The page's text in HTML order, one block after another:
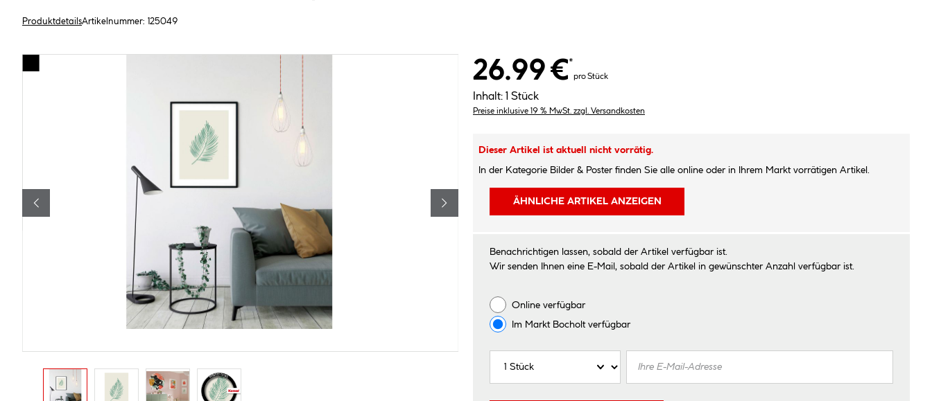
ProduktdetailsArtikelnummer: 125049
26.99 €*
pro Stück
Inhalt: 1 Stück
Preise inklusive 19 % MwSt. zzgl. Versandkosten
Dieser Artikel ist aktuell nicht vorrätig.
In der Kategorie Bilder & Poster finden Sie alle online oder in Ihrem Markt vorrätigen Artikel.
ÄHNLICHE ARTIKEL ANZEIGEN
Benachrichtigen lassen, sobald der Artikel verfügbar ist.
Wir senden Ihnen eine E-Mail, sobald der Artikel in gewünschter Anzahl verfügbar ist.
Online verfügbar
Im Markt Bocholtverfügbar